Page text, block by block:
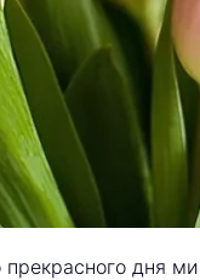
прекрасного дня